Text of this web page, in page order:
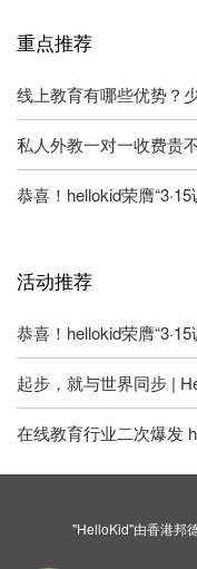
重点推荐
线上教育有哪些优势？
私人外教一对一收费贵
恭喜！hellokid荣膺
活动推荐
恭喜！hellokid荣膺
起步，就与世界同步 |
在线教育行业二次爆发
"HelloKid"由香港邦